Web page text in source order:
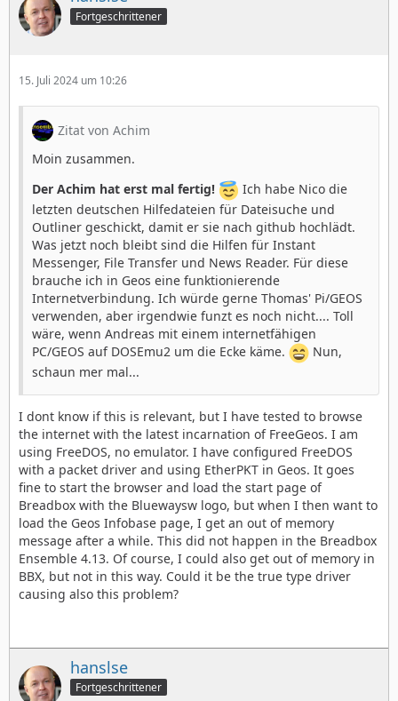
Fortgeschrittener
15. Juli 2024 um 10:26
Zitat von Achim
Moin zusammen.
Der Achim hat erst mal fertig!
Ich habe Nico die
letzten deutschen Hilfedateien für Dateisuche und
Outliner geschickt, damit er sie nach github hochlädt.
Was jetzt noch bleibt sind die Hilfen für Instant
Messenger, File Transfer und News Reader. Für diese
brauche ich in Geos eine funktionierende
Internetverbindung. Ich würde gerne Thomas' Pi/GEOS
verwenden, aber irgendwie funzt es noch nicht.... Toll
wäre, wenn Andreas mit einem internetfähigen
PC/GEOS auf DOSEmu2 um die Ecke käme.
Nun,
schaun mer mal...
I dont know if this is relevant, but I have tested to browse
the internet with the latest incarnation of FreeGeos. I am
using FreeDOS, no emulator. I have configured FreeDOS
with a packet driver and using EtherPKT in Geos. It goes
fine to start the browser and load the start page of
Breadbox with the Bluewaysw logo, but when I then want to
load the Geos Infobase page, I get an out of memory
message after a while. This did not happen in the Breadbox
Ensemble 4.13. Of course, I could also get out of memory in
BBX, but not in this way. Could it be the true type driver
causing also this problem?
hanslse
Fortgeschrittener